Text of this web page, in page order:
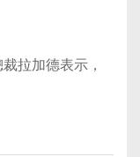
拉加德表示，